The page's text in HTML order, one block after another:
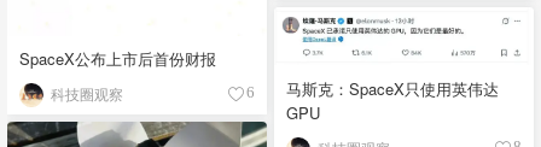
SpaceX公布上市后首份财报
科技圈观察 6
马斯克：SpaceX只使用英伟达
GPU